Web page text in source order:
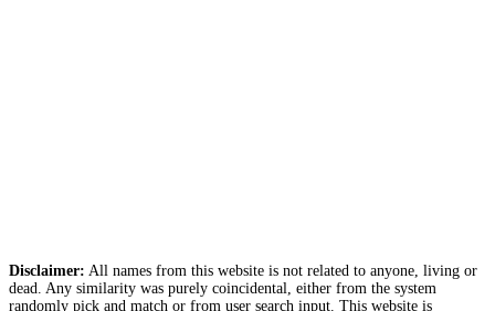
Disclaimer: All names from this website is not related to anyone, living or
dead. Any similarity was purely coincidental, either from the system
randomly pick and match or from user search input. This website is